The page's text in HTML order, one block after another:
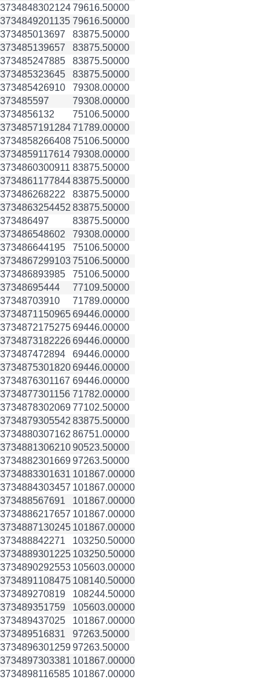
373484830212479616.50000
3734849201135 79616.50000
373485013697
83875.50000
373485139657
83875.50000
373485247885
83875.50000
373485323645
83875.50000
373485426910
79308.00000
373485597
79308.00000
3734856132
75106.50000
373485719128471789.00000
373485826640875106.50000
3734859117614 79308.00000
3734860300911 83875.50000
373486117784483875.50000
373486268222
83875.50000
3734863254452 83875.50000
373486497
83875.50000
373486548602
79308.00000
373486644195
75106.50000
373486729910375106.50000
373486893985
75106.50000
37348695444
77109.50000
37348703910
71789.00000
373487115096569446.00000
373487217527569446.00000
373487318222669446.00000
373487472894
69446.00000
373487530182069446.00000
3734876301167 69446.00000
3734877301156 71782.00000
373487830206977102.50000
3734879305542 83875.50000
3734880307162 86751.00000
373488130621090523.50000
373488230166997263.50000
3734883301631 101867.00000
3734884303457 101867.00000
373488567691
101867.00000
3734886217657 101867.00000
3734887130245 101867.00000
373488842271
103250.50000
3734889301225 103250.50000
3734890292553 105603.00000
3734891108475 108140.50000
373489270819
108244.50000
373489351759
105603.00000
373489437025
101867.00000
373489516831
97263.50000
373489630125997263.50000
3734897303381 101867.00000
3734898116585 101867.00000